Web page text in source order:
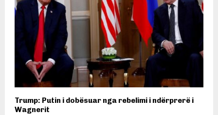
Trump: Putin i dobësuar nga rebelimi i ndërprerë i
Wagnerit